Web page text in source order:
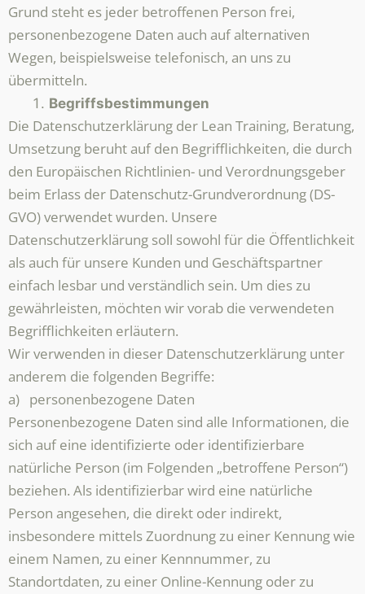
Grund steht es jeder betroffenen Person frei,
personenbezogene Daten auch auf alternativen
Wegen, beispielsweise telefonisch, an uns zu
übermitteln.
Begriffsbestimmungen
Die Datenschutzerklärung der Lean Training, Beratung,
Umsetzung beruht auf den Begrifflichkeiten, die durch
den Europäischen Richtlinien- und Verordnungsgeber
beim Erlass der Datenschutz-Grundverordnung (DS-
GVO) verwendet wurden. Unsere
Datenschutzerklärung soll sowohl für die Öffentlichkeit
als auch für unsere Kunden und Geschäftspartner
einfach lesbar und verständlich sein. Um dies zu
gewährleisten, möchten wir vorab die verwendeten
Begrifflichkeiten erläutern.
Wir verwenden in dieser Datenschutzerklärung unter
anderem die folgenden Begriffe:
a) personenbezogene Daten
Personenbezogene Daten sind alle Informationen, die
sich auf eine identifizierte oder identifizierbare
natürliche Person (im Folgenden „betroffene Person“)
beziehen. Als identifizierbar wird eine natürliche
Person angesehen, die direkt oder indirekt,
insbesondere mittels Zuordnung zu einer Kennung wie
einem Namen, zu einer Kennnummer, zu
Standortdaten, zu einer Online-Kennung oder zu